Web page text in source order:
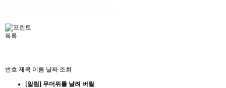
목록
번호 제목 이름 날짜 조회
[알림] 무더위를 날려 버릴